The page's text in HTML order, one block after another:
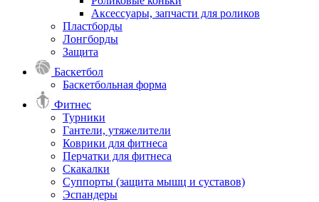
Аксессуары, запчасти для роликов
Пластборды
Лонгборды
Защита
Баскетбол
Баскетбольная форма
Фитнес
Турники
Гантели, утяжелители
Коврики для фитнеса
Перчатки для фитнеса
Скакалки
Суппорты (защита мышц и суставов)
Эспандеры